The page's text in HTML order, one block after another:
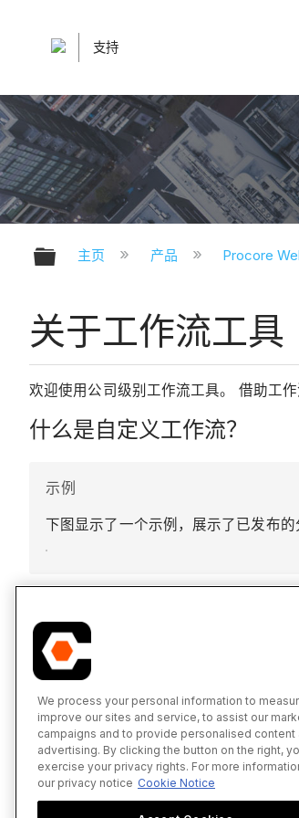
支持
扩展/隐缩全局层次
主页 产品 Procore
关于工作流工具
欢迎使用公司级别工作流工具。 借助工
什么是自定义工作流？
示例
下图显示了一个示例，展示了已发布
工作流工具支持哪些
支持的工具
Which Procore tools support
We process your personal information to
improve our sites and service, to assist our
campaigns and to provide personalised content
advertising. By clicking the button on the right,
exercise your privacy rights. For more
our privacy notice Cookie Notice